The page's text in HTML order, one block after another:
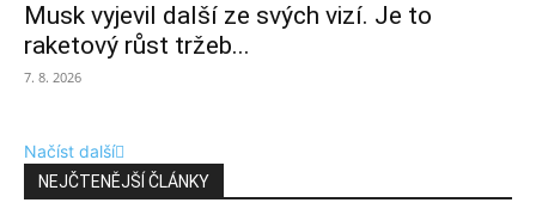
Musk vyjevil další ze svých vizí. Je to
raketový růst tržeb...
7. 8. 2026
Načíst další
NEJČTENĚJŠÍ ČLÁNKY